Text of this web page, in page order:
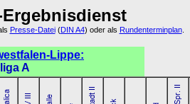
Presse-Datei(DIN A4) oder als Rundenterminplan.
Lippe:
A